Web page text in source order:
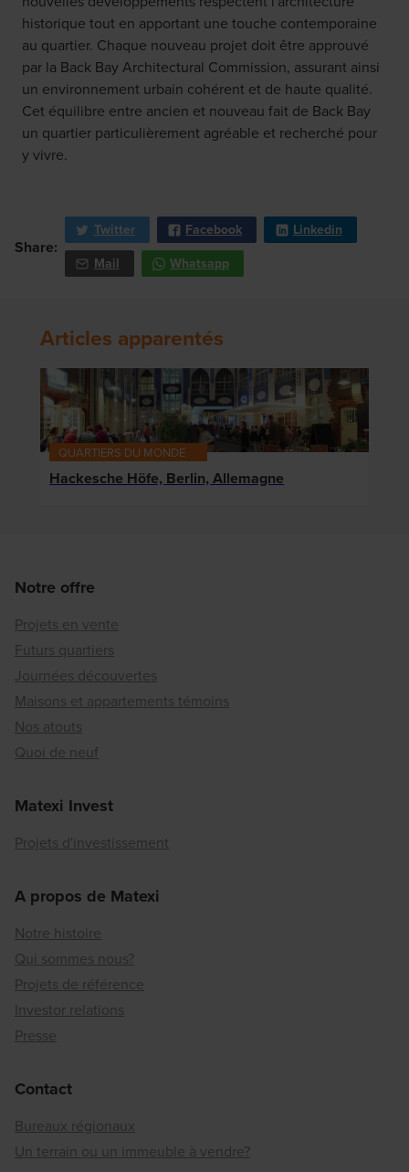
historique tout en apportant une touche contemporaine
au quartier. Chaque nouveau projet doit être approuvé
par la Back Bay Architectural Commission, assurant ainsi
un environnement urbain cohérent et de haute qualité.
Cet équilibre entre ancien et nouveau fait de Back Bay
un quartier particulièrement agréable et recherché pour
y vivre.
Share:
Twitter Facebook
Linkedin
Mail
Whatsapp
Articles apparentés
QUARTIERS DU MONDE
Hackesche Höfe, Berlin, Allemagne
Notre offre
Projets en vente
Futurs quartiers
Journées découvertes
Maisons et appartements témoins
Nos atouts
Quoi de neuf
Matexi Invest
Projets d'investissement
A propos de Matexi
Notre histoire
Qui sommes nous?
Projets de référence
Investor relations
Presse
Contact
Bureaux régionaux
Un terrain ou un immeuble à vendre?